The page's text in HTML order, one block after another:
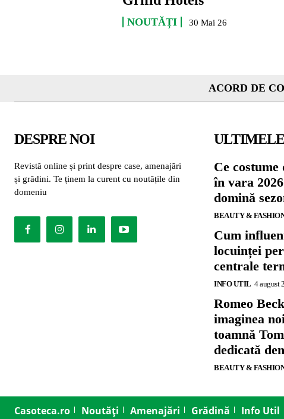
NOUTĂȚI 30 Mai 26
ACORD DE
DESPRE NOI
Revistă online și print despre case, amenajări
și grădini. Te ținem la curent cu noutățile din
domeniu
Ce costume
în vara
domină
BEAUTY &
Cum
locuinței
centrale
INFO UTIL 4 august
Romeo
imaginea
toamnă
dedicată
BEAUTY &
Casoteca.ro Noutăți Amenajări Grădină Info Util